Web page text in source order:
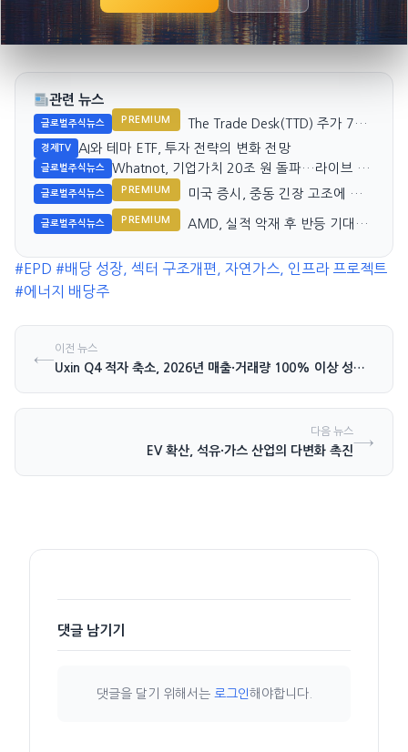
관련 뉴스
글로벌주식뉴스 PREMIUM
The Trade Desk(TTD) 주가 7년
만에 최저치 기록
경제TV AI와 테마 ETF, 투자 전략의 변화 전망
글로벌주식뉴스
Whatnot, 기업가치 20조 원 돌파…라이브 쇼
핑 시장 견인
글로벌주식뉴스 PREMIUM
미국 증시, 중동 긴장 고조에 하
글로벌주식뉴스 PREMIUM
AMD, 실적 악재 후 반등 기대는
#EPD #배당 성장, 섹터 구조개편, 자연가스, 인프라 프로젝트
#에너지 배당주
←이전 뉴스
Uxin Q4 적자 축소, 2026년 매출·거래량 100% 이상 성장 기대
다음 뉴스
EV 확산, 석유·가스 산업의 다변화 촉진→
댓글 남기기
댓글을 달기 위해서는 로그인해야합니다.